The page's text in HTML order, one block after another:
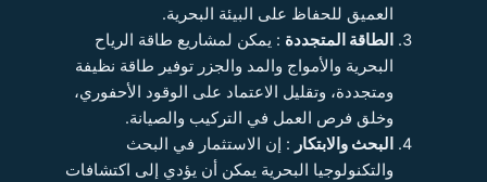
العميق للحفاظ على البيئة البحرية.
الطاقة المتجددة : يمكن لمشاريع طاقة الرياح
البحرية والأمواج والمد والجزر توفير طاقة نظيفة
ومتجددة، وتقليل الاعتماد على الوقود الأحفوري،
وخلق فرص العمل في التركيب والصيانة.
البحث والابتكار : إن الاستثمار في البحث
والتكنولوجيا البحرية يمكن أن يؤدي إلى اكتشافات